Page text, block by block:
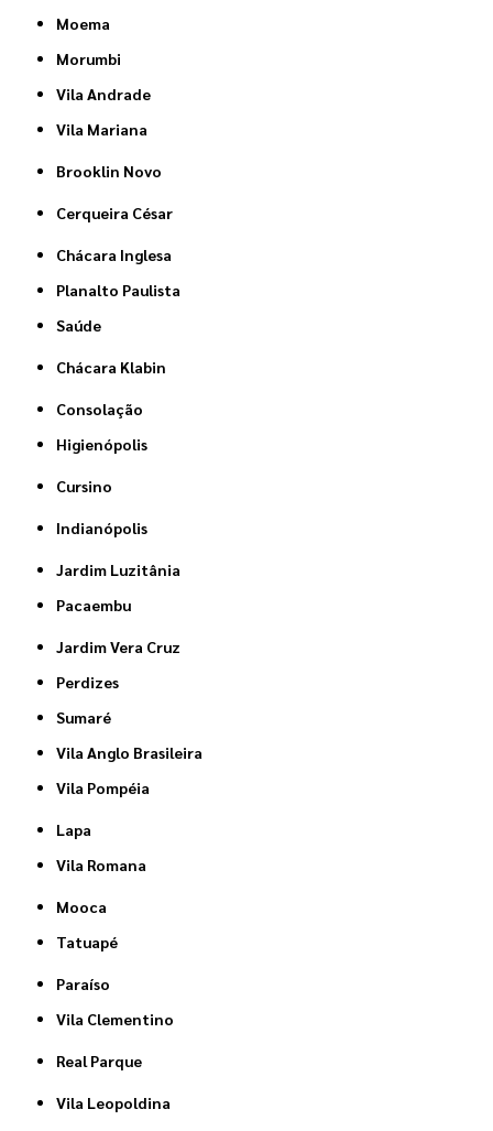
Moema
Morumbi
Vila Andrade
Vila Mariana
Brooklin Novo
Cerqueira César
Chácara Inglesa
Planalto Paulista
Saúde
Chácara Klabin
Consolação
Higienópolis
Cursino
Indianópolis
Jardim Luzitânia
Pacaembu
Jardim Vera Cruz
Perdizes
Sumaré
Vila Anglo Brasileira
Vila Pompéia
Lapa
Vila Romana
Mooca
Tatuapé
Paraíso
Vila Clementino
Real Parque
Vila Leopoldina